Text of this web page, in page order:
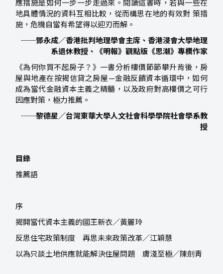
應措施是如何一步一步走過來。閱讀這書時，若與一些在
地具體情況的資料互相比較，從而構思在地的有效對 策措
施，危機自當有希望得以迎刃而解。
──鄧永成／香港批判地理學會主席、香港浸會大學地理
系退休教授、《明報》觀點版《思潮》專欄作家
《為何你買不起房子？》一書分析樓價節節攀升背後，房
屋與地產在按揭信貸之房屋—金融反饋資本循環中，如何
成為當代金融資本主義之精髓，以及政府對高樓價之可行
因應對策，極力推薦。
──黎德星／台灣東華大學人文社會科學學院社會學系教
授
目錄
推薦語
序
揭開當代資本主義的國王新衣／黃麗玲
反思住宅政策制度 再思未來政策改革／江穎慧
以為只談土地供應就能解決住屋問題 膚淺至極／陳劍靑